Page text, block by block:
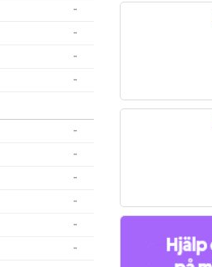
-
-
-
-
-
-
-
-
-
-